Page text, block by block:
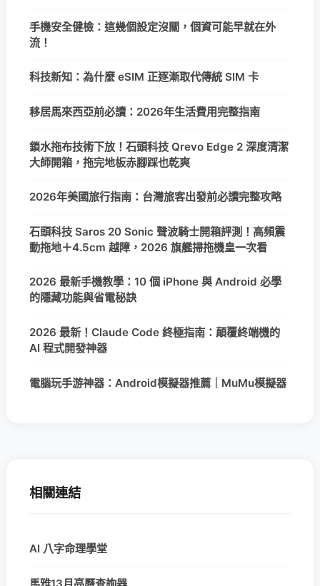
手機安全健檢：這幾個設定沒關，個資可能早就在外
流！
科技新知：為什麼 eSIM 正逐漸取代傳統 SIM 卡
移居馬來西亞前必讀：2026年生活費用完整指南
鎖水拖布技術下放！石頭科技 Qrevo Edge 2 深度清潔
大師開箱，拖完地板赤腳踩也乾爽
2026年美國旅行指南：台灣旅客出發前必讀完整攻略
石頭科技 Saros 20 Sonic 聲波騎士開箱評測！高頻震
動拖地＋4.5cm 越障，2026 旗艦掃拖機皇一次看
2026 最新手機教學：10 個 iPhone 與 Android 必學
的隱藏功能與省電秘訣
2026 最新！Claude Code 終極指南：顛覆終端機的
AI 程式開發神器
電腦玩手游神器：Android模擬器推薦｜MuMu模擬器
相關連結
AI 八字命理學堂
馬雅13月亮曆查詢器